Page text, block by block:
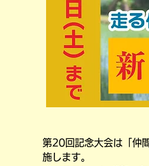
第20回記念大会は「仲
施します。